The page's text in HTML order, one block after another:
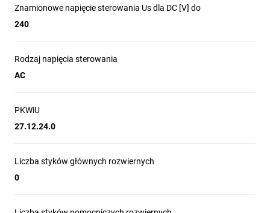
Znamionowe napięcie sterowania Us dla DC [V] do
240
Rodzaj napięcia sterowania
AC
PKWiU
27.12.24.0
Liczba styków głównych rozwiernych
0